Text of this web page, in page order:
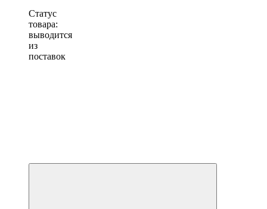
Статус
товара:
выводится
из
поставок